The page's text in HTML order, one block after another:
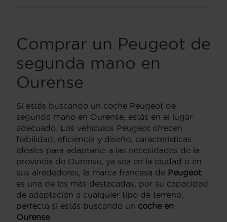
Comprar un Peugeot de
segunda mano en
Ourense
Si estás buscando un coche Peugeot de
segunda mano en Ourense, estás en el lugar
adecuado. Los vehículos Peugeot ofrecen
fiabilidad, eficiencia y diseño, características
ideales para adaptarse a las necesidades de la
provincia de Ourense, ya sea en la ciudad o en
sus alrededores, la marca francesa de Peugeot
es una de las más destacadas, por su capacidad
de adaptación a cualquier tipo de terreno,
perfecta si estás buscando un coche en
Ourense